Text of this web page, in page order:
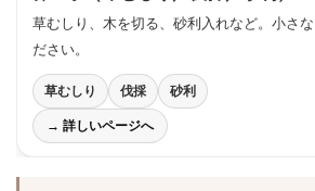
草むしり、木を切る、砂利入れなど。小さ
ださい。
草むしり 伐採 砂利
→ 詳しいページへ